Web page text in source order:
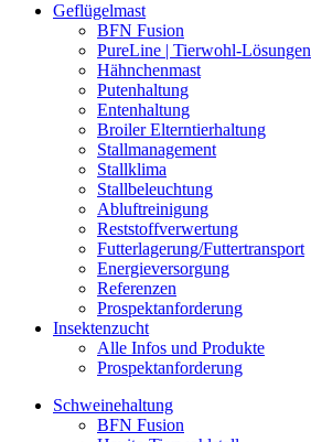
Geflügelmast
BFN Fusion
PureLine | Tierwohl-Lösungen
Hähnchenmast
Putenhaltung
Entenhaltung
Broiler Elterntierhaltung
Stallmanagement
Stallklima
Stallbeleuchtung
Abluftreinigung
Reststoffverwertung
Futterlagerung/Futtertransport
Energieversorgung
Referenzen
Prospektanforderung
Insektenzucht
Alle Infos und Produkte
Prospektanforderung
Schweinehaltung
BFN Fusion